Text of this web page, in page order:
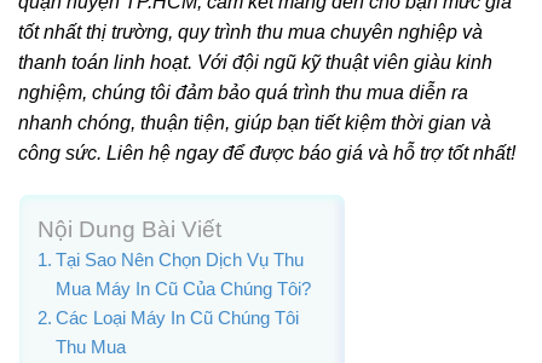
tốt nhất thị trường, quy trình thu mua chuyên nghiệp và
thanh toán linh hoạt. Với đội ngũ kỹ thuật viên giàu kinh
nghiệm, chúng tôi đảm bảo quá trình thu mua diễn ra
nhanh chóng, thuận tiện, giúp bạn tiết kiệm thời gian và
công sức. Liên hệ ngay để được báo giá và hỗ trợ tốt nhất!
Nội Dung Bài Viết
Tại Sao Nên Chọn Dịch Vụ Thu
Mua Máy In Cũ Của Chúng Tôi?
Các Loại Máy In Cũ Chúng Tôi
Thu Mua